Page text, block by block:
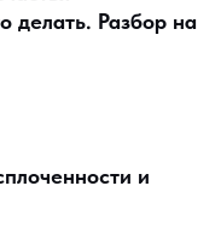
делать. Разбор на
и